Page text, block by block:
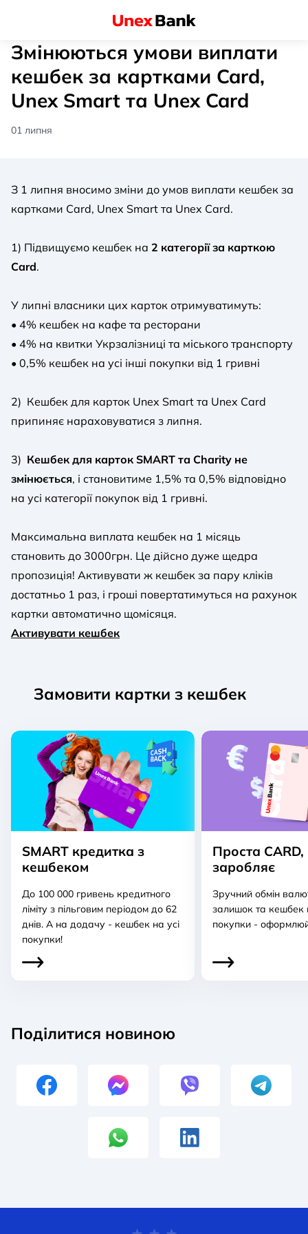
Змінюються умови виплати
кешбек за картками Card,
Unex Smart та Unex Card
01 липня
З 1 липня вносимо зміни до умов виплати кешбек за
картками Card, Unex Smart та Unex Card.
1) Підвищуємо кешбек на 2 категорії за карткою
Card.
У липні власники цих карток отримуватимуть:
• 4% кешбек на кафе та ресторани
• 4% на квитки Укрзалізниці та міського транспорту
• 0,5% кешбек на усі інші покупки від 1 гривні
2) Кешбек для карток Unex Smart та Unex Card
припиняє нараховуватися з липня.
3) Кешбек для карток SMART та Charity не
змінюється, і становитиме 1,5% та 0,5% відповідно
на усі категорії покупок від 1 гривні.
Максимальна виплата кешбек на 1 місяць
становить до 3000грн. Це дійсно дуже щедра
пропозиція! Активувати ж кешбек за пару кліків
достатньо 1 раз, і гроші повертатимуться на рахунок
картки автоматично щомісяця.
Активувати кешбек
Замовити картки з кешбек
SMART кредитка з
кешбеком
До 100 000 гривень кредитного
ліміту з пільговим періодом до 62
днів. А на додачу - кешбек на усі
покупки!
Проста
заробляє
Зручний обмін
залишок та кешбек
покупки -
Поділитися новиною